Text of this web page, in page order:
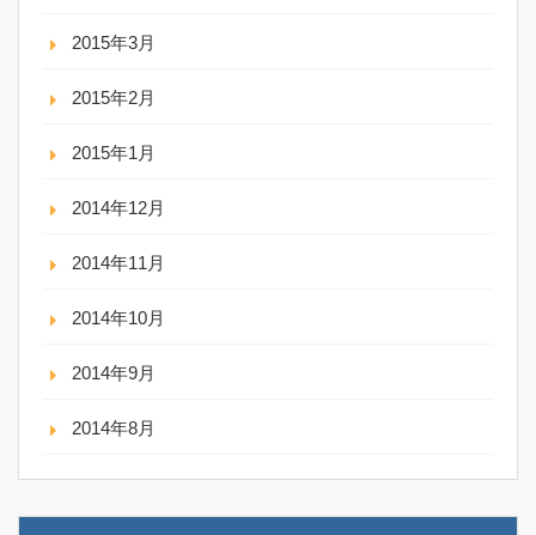
2015年3月
2015年2月
2015年1月
2014年12月
2014年11月
2014年10月
2014年9月
2014年8月